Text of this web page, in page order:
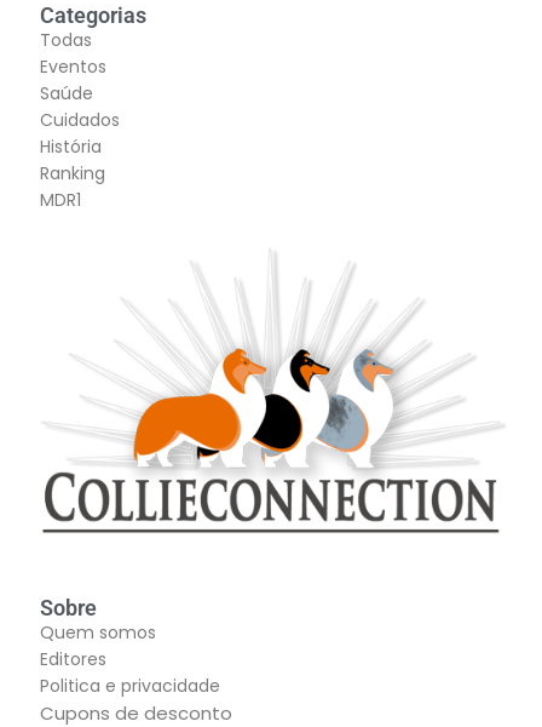
Categorias
Todas
Eventos
Saúde
Cuidados
História
Ranking
MDR1
Sobre
Quem somos
Editores
Politica e privacidade
Cupons de desconto